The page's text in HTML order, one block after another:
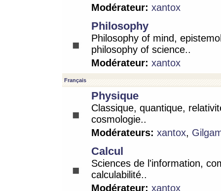
Modérateur: xantox
Philosophy
Philosophy of mind,
philosophy of science..
Modérateur: xantox
Français
Physique
Classique, quantique,
cosmologie..
Modérateurs: xantox,
Calcul
Sciences de l'information,
calculabilité..
Modérateur: xantox